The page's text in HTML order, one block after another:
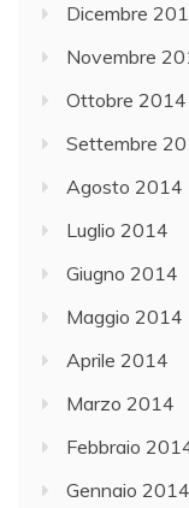
Dicembre
Novembre
Ottobre 2014
Settembre
Agosto 2014
Luglio 2014
Giugno 2014
Maggio 2014
Aprile 2014
Marzo 2014
Febbraio
Gennaio 2014